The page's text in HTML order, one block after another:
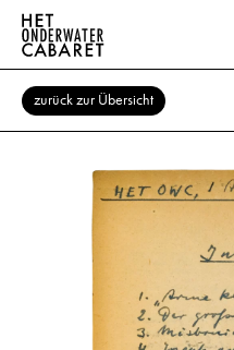
zurück zur Übersicht